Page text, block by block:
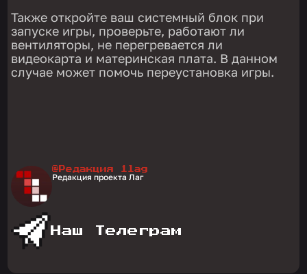
Также откройте ваш системный блок при
запуске игры, проверьте, работают ли
вентиляторы, не перегревается ли
видеокарта и материнская плата. В данном
случае может помочь переустановка игры.
@Редакция 1lag
Редакция проекта Лаг
Наш Телеграм